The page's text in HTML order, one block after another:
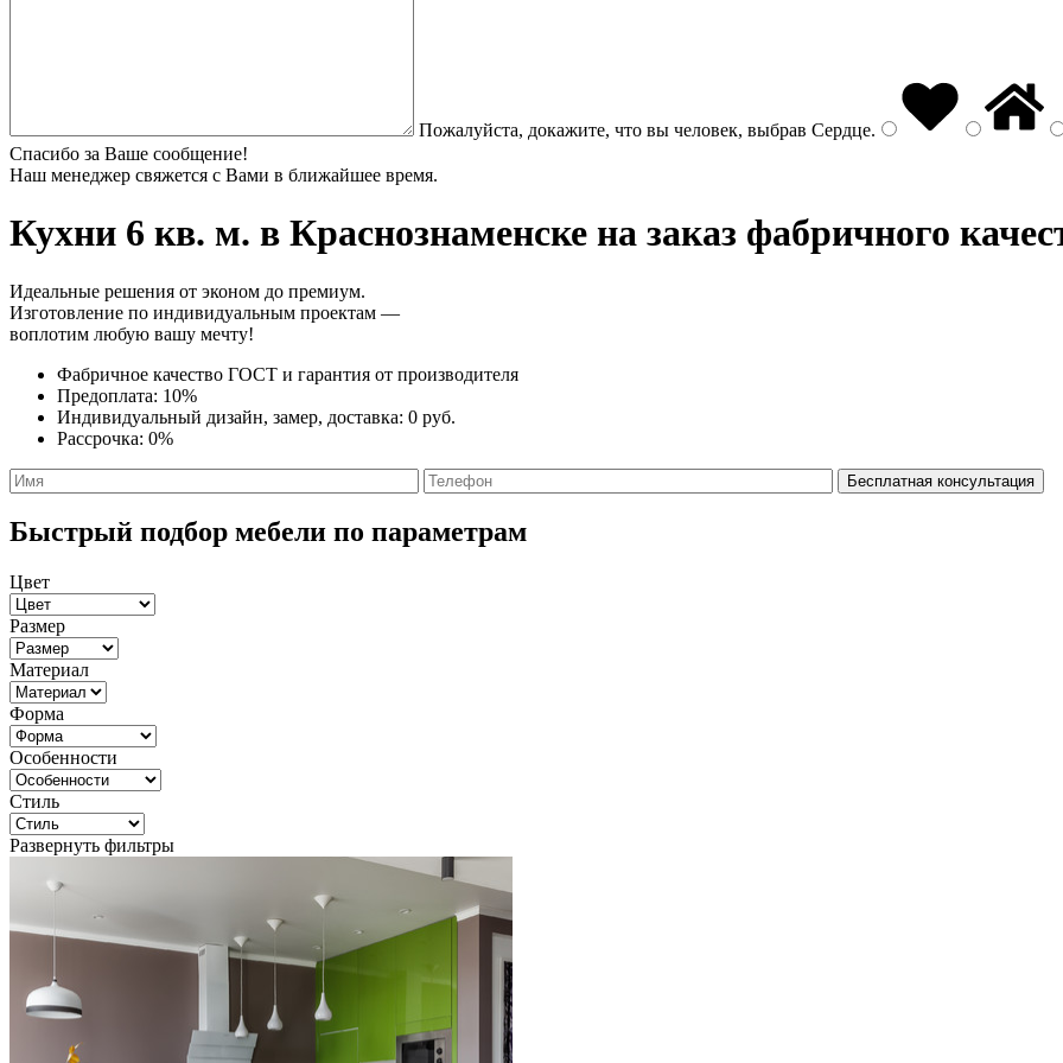
Пожалуйста, докажите, что вы человек, выбрав Сердце.
Спасибо за Ваше сообщение!
Наш менеджер свяжется с Вами в ближайшее время.
Кухни 6 кв. м. в Краснознаменске на заказ фабричного
Идеальные решения от эконом до премиум.
Изготовление по индивидуальным проектам —
воплотим любую вашу мечту!
Фабричное качество ГОСТ и гарантия от производителя
Предоплата: 10%
Индивидуальный дизайн, замер, доставка: 0 руб.
Рассрочка: 0%
Быстрый подбор мебели по параметрам
Цвет
Размер
Материал
Форма
Особенности
Стиль
Развернуть фильтры